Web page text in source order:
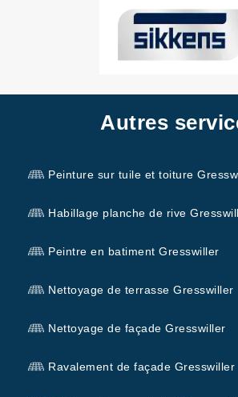
Autres
Peinture sur tuile et toiture
Habillage planche de rive
Peintre en batiment Gresswiller
Nettoyage de terrasse Gresswiller
Nettoyage de façade Gresswiller
Ravalement de façade Gresswiller